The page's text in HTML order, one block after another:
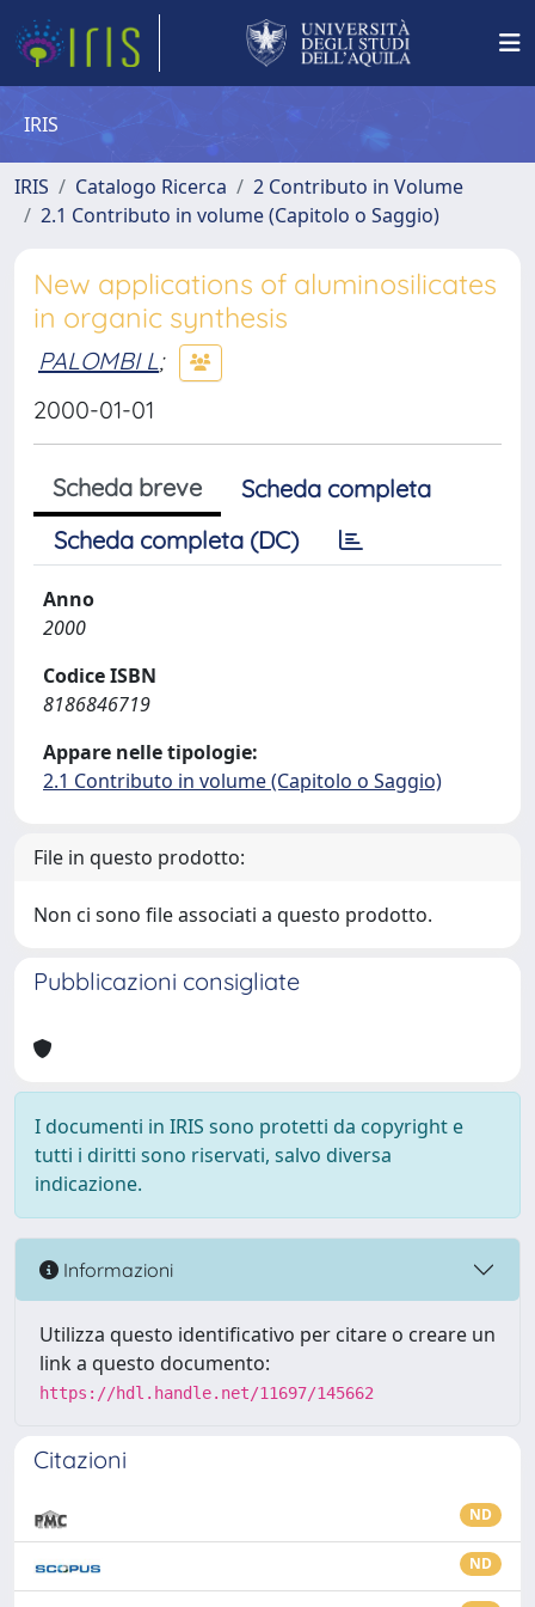
IRIS
IRIS Catalogo Ricerca
2 Contributo in Volume
2.1 Contributo in volume (Capitolo o Saggio)
New applications of aluminosilicates
in organic synthesis
PALOMBI L;
2000-01-01
Scheda breve
Scheda completa
Scheda completa (DC)
Anno
2000
Codice ISBN
8186846719
Appare nelle tipologie:
2.1 Contributo in volume (Capitolo o Saggio)
File in questo prodotto:
Non ci sono file associati a questo prodotto.
Pubblicazioni consigliate
I documenti in IRIS sono protetti da copyright e
tutti i diritti sono riservati, salvo diversa
indicazione.
Informazioni
Utilizza questo identificativo per citare o creare un
link a questo documento:
https://hdl.handle.net/11697/145662
Citazioni
ND
ND